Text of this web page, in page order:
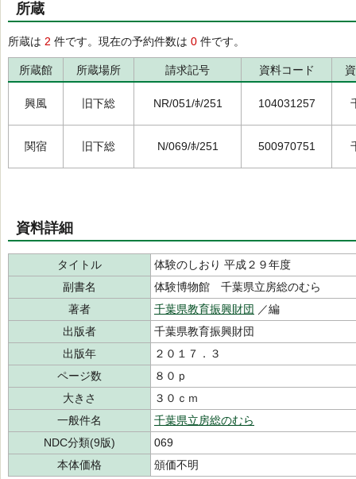
所蔵
所蔵は 2 件です。現在の予約件数は 0 件です。
所蔵館 所蔵場所 請求記号 資料コード
興風 旧下総 NR/051/ﾎ/251 104031257
関宿 旧下総 N/069/ﾎ/251 500970751
資料詳細
タイトル
体験のしおり 平成２９年度
副書名
体験博物館 千葉県立房総のむら
著者
千葉県教育振興財団 ／編
出版者
千葉県教育振興財団
出版年
２０１７．３
ページ数
８０ｐ
大きさ
３０ｃｍ
一般件名
千葉県立房総のむら
NDC分類(9版)
069
本体価格
頒価不明